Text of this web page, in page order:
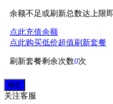
余额不足或刷新总数达上限
点此充值余额
点此购买低价超值刷新套餐
刷新套餐剩余次数0次
关注客服